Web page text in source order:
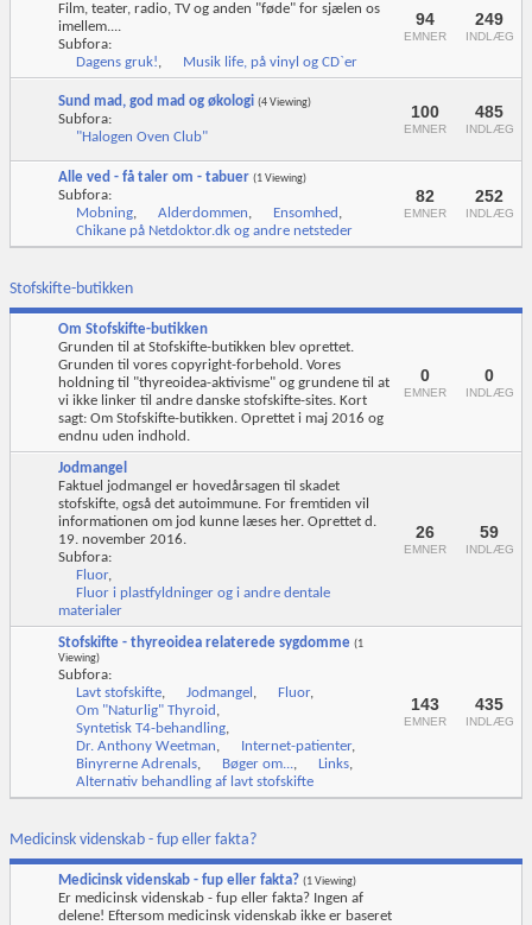
Film, teater, radio, TV og anden "føde" for sjælen os
imellem....
Subfora:
Dagens gruk!, Musik life, på vinyl og CD`er
94
EMNER
249
INDLÆG
Sund mad, god mad og økologi (4 Viewing)
Subfora:
"Halogen Oven Club"
100
EMNER
485
INDLÆG
Alle ved - få taler om - tabuer (1 Viewing)
Subfora:
Mobning, Alderdommen, Ensomhed ,
Chikane på Netdoktor.dk og andre netsteder
82
EMNER
252
INDLÆG
Stofskifte-butikken
Om Stofskifte-butikken
Grunden til at Stofskifte-butikken blev oprettet.
Grunden til vores copyright-forbehold. Vores
holdning til "thyreoidea-aktivisme" og grundene til at
vi ikke linker til andre danske stofskifte-sites. Kort
sagt: Om Stofskifte-butikken. Oprettet i maj 2016 og
endnu uden indhold.
0
EMNER
0
INDLÆG
Jodmangel
Faktuel jodmangel er hovedårsagen til skadet
stofskifte, også det autoimmune. For fremtiden vil
informationen om jod kunne læses her. Oprettet d.
19. november 2016.
Subfora:
Fluor,
Fluor i plastfyldninger og i andre dentale
materialer
26
EMNER
59
INDLÆG
Stofskifte - thyreoidea relaterede sygdomme (1
Viewing)
Subfora:
Lavt stofskifte, Jodmangel , Fluor,
Om "Naturlig" Thyroid ,
Syntetisk T4-behandling,
Dr. Anthony Weetman, Internet-patienter,
Binyrerne Adrenals, Bøger om..., Links,
Alternativ behandling af lavt stofskifte
143
EMNER
435
INDLÆG
Medicinsk videnskab - fup eller fakta?
Medicinsk videnskab - fup eller fakta? (1 Viewing)
Er medicinsk videnskab - fup eller fakta? Ingen af
delene! Eftersom medicinsk videnskab ikke er baseret